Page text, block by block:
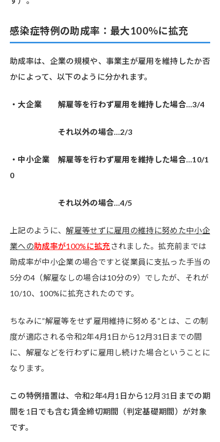
感染症特例の助成率：最大100％に拡充
助成率は、企業の規模や、事業主が雇用を維持したか否
かによって、以下のように分かれます。
・大企業 解雇等を行わず雇用を維持した場合…3/4
それ以外の場合…2/3
・中小企業 解雇等を行わず雇用を維持した場合…10/1
0
それ以外の場合…4/5
上記のように、解雇等せずに雇用の維持に努めた中小企
業への助成率が100%に拡充されました。拡充前までは
助成率が中小企業の場合ですと従業員に支払った手当の
5分の4 （解雇なしの場合は10分の9） でしたが、それが
10/10、100%に拡充されたのです。
ちなみに”解雇等をせず雇用維持に努める”とは、この制
度が適応される令和2年4月1日から12月31日までの間
に、解雇などを行わずに雇用し続けた場合ということに
なります。
この特例措置は、令和2年4月1日から12月31日までの期
間を1日でも含む賃金締切期間（判定基礎期間）が対象
です。